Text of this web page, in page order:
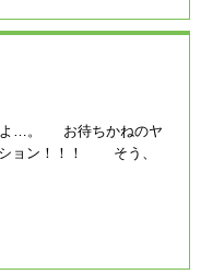
よ…。 お待ちかねのヤ
ョン！！！ そう、